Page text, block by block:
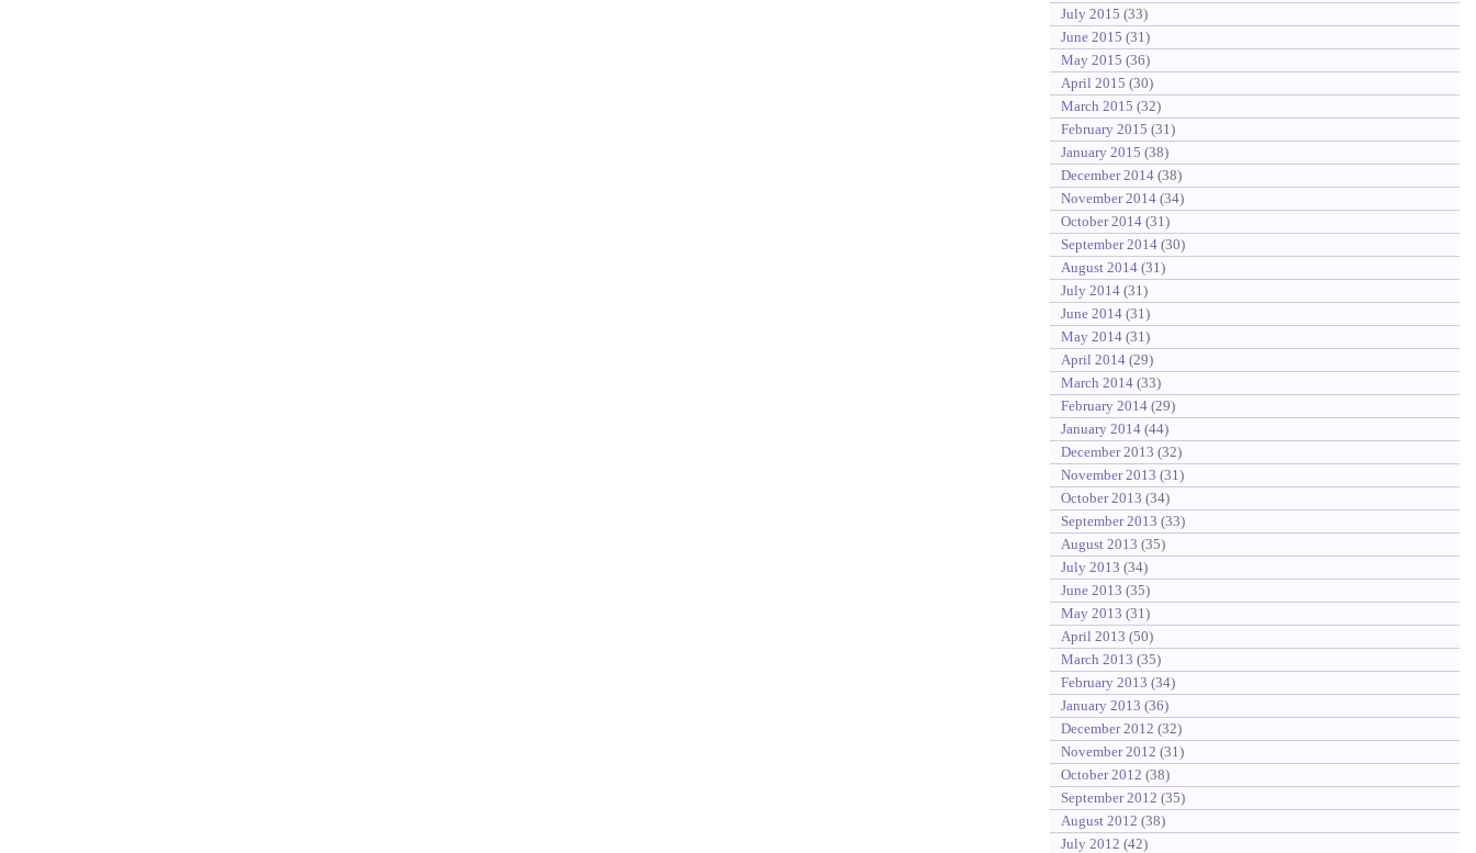
July 2015 (33)
June 2015 (31)
May 2015 (36)
April 2015 (30)
March 2015 (32)
February 2015 (31)
January 2015 (38)
December 2014(38)
November 2014(34)
October 2014(31)
September 2014(30)
August 2014(31)
July 2014(31)
June 2014(31)
May 2014(31)
April 2014(29)
March 2014(33)
February 2014(29)
January 2014(44)
December 2013 (32)
November 2013 (31)
October 2013 (34)
September 2013 (33)
August 2013 (35)
July 2013 (34)
June 2013 (35)
May 2013 (31)
April 2013 (50)
March 2013 (35)
February 2013 (34)
January 2013 (36)
December 2012 (32)
November 2012 (31)
October 2012 (38)
September 2012 (35)
August 2012 (38)
July 2012 (42)